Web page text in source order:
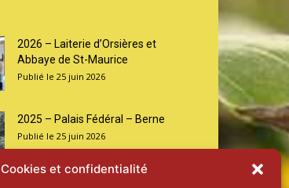
Cookies et confidentialité
2026 – Laiterie d’Orsières et
Abbaye de St-Maurice
25 juin 2026
2025 – Palais Fédéral – Berne
25 juin 2026